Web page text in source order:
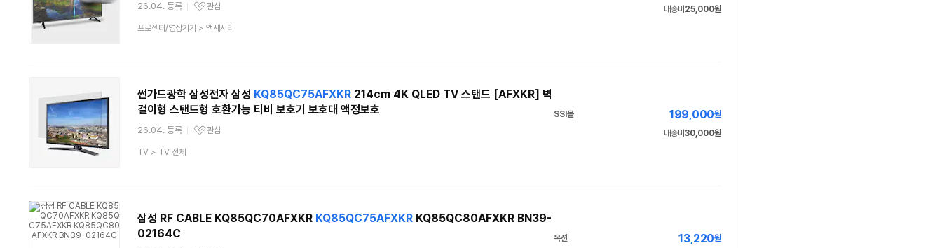
26.04. 등록
관심상품
관심
상
프로젝터/영상기기 > 액세서리
배송비 25,000원
썬가드광학 삼성전자 삼성 KQ85QC75AFXKR214cm 4K QLED TV 스탠드 [AFXKR] 벽
걸이형 스탠드형 호환가능 티비 보호기 보호대 액정보호
26.04. 등록
관심상품
관심
상
TV> TV 전체
SSI몰 199,000원
배송비 30,000원
삼성 RF CABLE KQ85QC70AFXKR KQ85QC75AFXKRKQ85QC80AFXKR BN39-
02164C
옥션 13,220원